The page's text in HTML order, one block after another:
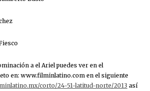
a el Ariel puedes ver en el
en: www.filminlatino.com en el siguiente
corto/24-51-latitud-norte/2013 así